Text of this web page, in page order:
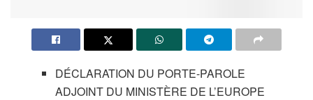
DÉCLARATION DU PORTE-PAROLE
ADJOINT DU MINISTÈRE DE L’EUROPE